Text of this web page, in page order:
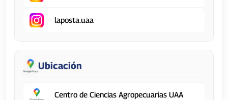
laposta.uaa
Ubicación
Centro de Ciencias Agropecuarias UAA